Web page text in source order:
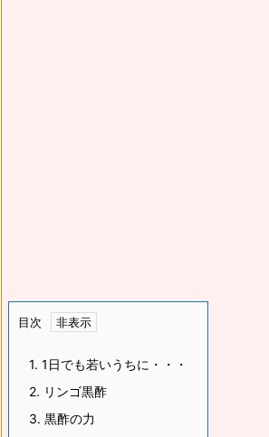
目次
1. 1日でも若いうちに・・・
2. リンゴ黒酢
3. 黒酢の力